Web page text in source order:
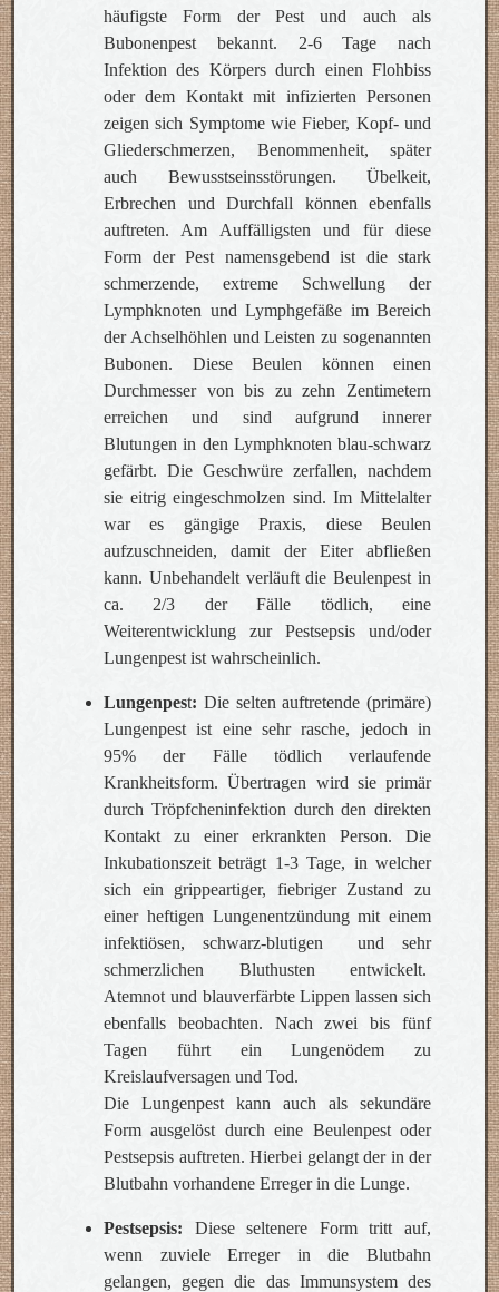
häufigste Form der Pest und auch als
Bubonenpest bekannt. 2-6 Tage nach
Infektion des Körpers durch einen Flohbiss
oder dem Kontakt mit infizierten Personen
zeigen sich Symptome wie Fieber, Kopf- und
Gliederschmerzen, Benommenheit, später
auch Bewusstseinsstörungen. Übelkeit,
Erbrechen und Durchfall können ebenfalls
auftreten. Am Auffälligsten und für diese
Form der Pest namensgebend ist die stark
schmerzende, extreme Schwellung der
Lymphknoten und Lymphgefäße im Bereich
der Achselhöhlen und Leisten zu sogenannten
Bubonen. Diese Beulen können einen
Durchmesser von bis zu zehn Zentimetern
erreichen und sind aufgrund innerer
Blutungen in den Lymphknoten blau-schwarz
gefärbt. Die Geschwüre zerfallen, nachdem
sie eitrig eingeschmolzen sind. Im Mittelalter
war es gängige Praxis, diese Beulen
aufzuschneiden, damit der Eiter abfließen
kann. Unbehandelt verläuft die Beulenpest in
ca. 2/3 der Fälle tödlich, eine
Weiterentwicklung zur Pestsepsis und/oder
Lungenpest ist wahrscheinlich.
Lungenpest: Die selten auftretende (primäre)
Lungenpest ist eine sehr rasche, jedoch in
95% der Fälle tödlich verlaufende
Krankheitsform. Übertragen wird sie primär
durch Tröpfcheninfektion durch den direkten
Kontakt zu einer erkrankten Person. Die
Inkubationszeit beträgt 1-3 Tage, in welcher
sich ein grippeartiger, fiebriger Zustand zu
einer heftigen Lungenentzündung mit einem
infektiösen, schwarz-blutigen und sehr
schmerzlichen Bluthusten entwickelt.
Atemnot und blauverfärbte Lippen lassen sich
ebenfalls beobachten. Nach zwei bis fünf
Tagen führt ein Lungenödem zu
Kreislaufversagen und Tod.
Die Lungenpest kann auch als sekundäre
Form ausgelöst durch eine Beulenpest oder
Pestsepsis auftreten. Hierbei gelangt der in der
Blutbahn vorhandene Erreger in die Lunge.
Pestsepsis: Diese seltenere Form tritt auf,
wenn zuviele Erreger in die Blutbahn
gelangen, gegen die das Immunsystem des